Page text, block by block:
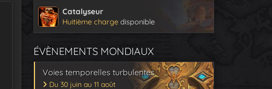
Catalyseur
Huitième charge disponible
ÉVÈNEMENTS MONDIAUX
Voies temporelles turbulentes
Du 30 juin au 11 août